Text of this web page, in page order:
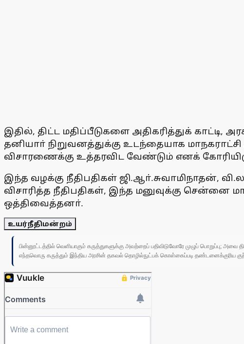
இதில், திட்ட மதிப்பீடுகளை அதிகரித்துக் காட்டி,
தனியாா் நிறுவனத்துக்கு உடந்தையாக
விசாரணைக்கு உத்தரவிட வேண்டும் எனக்
இந்த வழக்கு நீதிபதிகள் ஜி.ஆா்.சுவாமிநாதன்,
விசாரித்த நீதிபதிகள், இந்த மனுவுக்கு சென்னை
ஒத்திவைத்தனா்.
உயர்நீதிமன்றம்
பின்னூட்டத்தில் வெளியாகும் கருத்துகளுக்கு அவற்றைப் பதிவிடுவோரே முழுப் பொறுப்பு;
எந்தவொரு கருத்தும் இந்திய அரசின் தகவல் தொழில்நுட்பக் கொள்கைப்படி தண்டனைக்குரிய